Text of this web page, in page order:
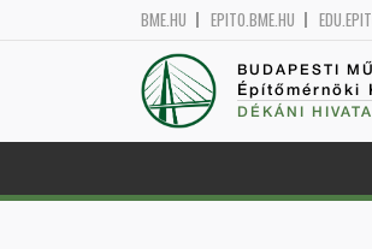
BME.HU EPITO.BME.HU
BUDAPESTI
Építőmérnöki
DÉKÁNI